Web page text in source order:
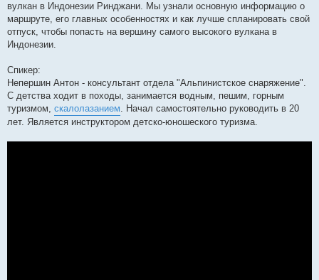
д
о
м
л
е
н
я
вулкан в Индонезии Ринджани. Мы узнали основную информацию о
маршруте, его главных особенностях и как лучше спланировать свой
отпуск, чтобы попасть на вершину самого высокого вулкана в
Индонезии.
Спикер:
Непершин Антон - консультант отдела "Альпинистское снаряжение".
С детства ходит в походы, занимается водным, пешим, горным
туризмом, скалолазанием. Начал самостоятельно руководить в 20
лет. Является инструктором детско-юношеского туризма.